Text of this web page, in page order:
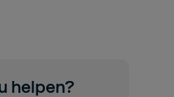
helpen?